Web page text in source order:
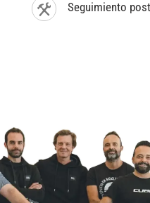
Seguimiento